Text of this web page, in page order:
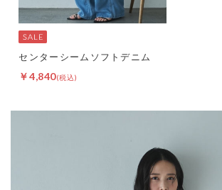
センターシームソフトデニム
￥4,840